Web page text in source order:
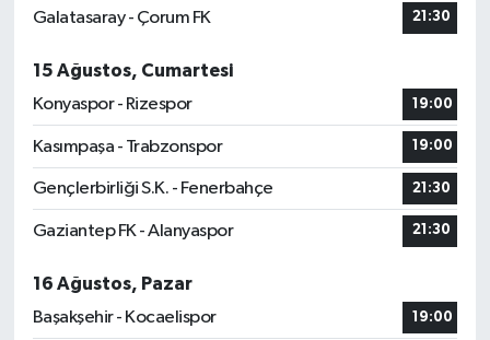
Galatasaray - Çorum FK
21:30
15 Ağustos, Cumartesi
Konyaspor - Rizespor
19:00
Kasımpaşa - Trabzonspor 19:00
Gençlerbirliği S.K. - Fenerbahçe 21:30
Gaziantep FK - Alanyaspor 21:30
16 Ağustos, Pazar
Başakşehir - Kocaelispor
19:00